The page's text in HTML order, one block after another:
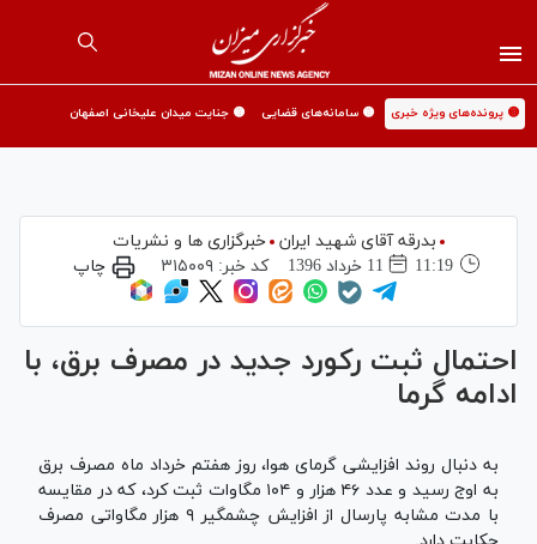
🟡 پرونده‌های ویژه خبری 🟡 سامانه‌های قضایی 🟡 جنایت میدان علیخانی اصفهان
بدرقه آقای شهید ایران
خبرگزاری ها و نشریات
11:19
11 خرداد 1396 کد خبر:۳۱۵۰۰۹ چاپ
احتمال ثبت رکورد جدید در مصرف برق، با
ادامه گرما
به دنبال روند افزایشی گرمای هوا، روز هفتم خرداد ماه مصرف برق
به اوج رسید و عدد ۴۶ هزار و ۱۰۴ مگاوات ثبت کرد، که در مقایسه
با مدت مشابه پارسال از افزایش چشمگیر ۹ هزار مگاواتی مصرف